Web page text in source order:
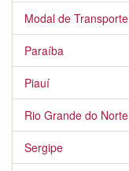
Modal de Transporte
Paraíba
Piauí
Rio Grande do Norte
Sergipe